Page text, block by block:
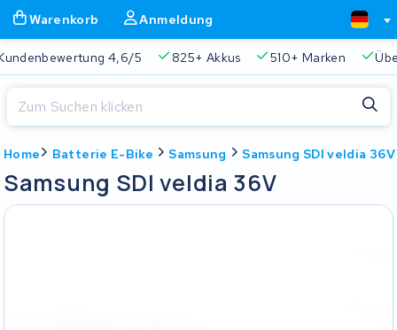
Warenkorb Anmeldung
4,6/5 825+ Akkus 510+ Marken Über 45.000 Akkus
Home Batterie E-Bike Samsung Samsung SDI veldia 36V
Samsung SDI veldia 36V
Schließen
Beginnen Sie mit der Eingabe in der Suchleiste, um zu suchen